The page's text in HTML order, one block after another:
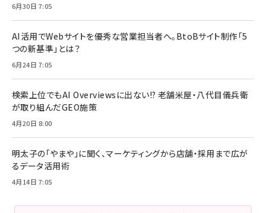
6月30日 7:05
AI活用でWebサイトを優秀な営業担当者へ。BtoBサイト制作「5
つの新基準」とは？
6月24日 7:05
検索上位でもAI Overviewsに出ない!? 老舗米屋・八代目儀兵衛
が取り組んだGEO施策
4月20日 8:00
明太子の「やまや」に聞く、マーケティングから店舗・採用まで広が
るデータ活用術
4月14日 7:05